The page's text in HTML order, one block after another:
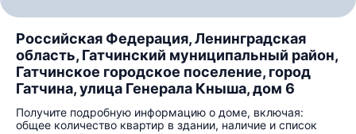
Российская Федерация, Ленинградская
область, Гатчинский муниципальный район,
Гатчинское городское поселение, город
Гатчина, улица Генерала Кныша, дом 6
Получите подробную информацию о доме, включая:
общее количество квартир в здании, наличие и список